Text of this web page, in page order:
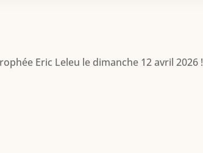
Eric Leleu le dimanche 12 avril 2026 !